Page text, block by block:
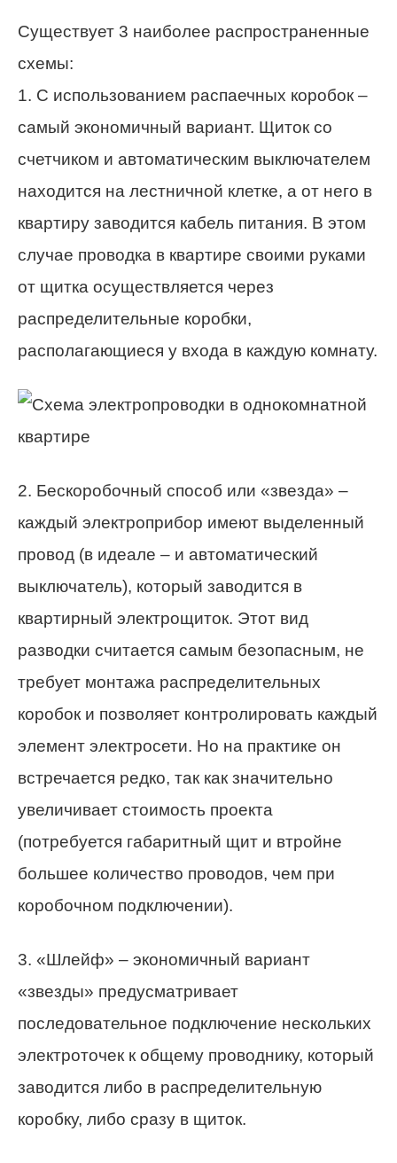
Существует 3 наиболее распространенные
схемы:
1. С использованием распаечных коробок –
самый экономичный вариант. Щиток со
счетчиком и автоматическим выключателем
находится на лестничной клетке, а от него в
квартиру заводится кабель питания. В этом
случае проводка в квартире своими руками
от щитка осуществляется через
распределительные коробки,
располагающиеся у входа в каждую комнату.
2. Бескоробочный способ или «звезда» –
каждый электроприбор имеют выделенный
провод (в идеале – и автоматический
выключатель), который заводится в
квартирный электрощиток. Этот вид
разводки считается самым безопасным, не
требует монтажа распределительных
коробок и позволяет контролировать каждый
элемент электросети. Но на практике он
встречается редко, так как значительно
увеличивает стоимость проекта
(потребуется габаритный щит и втройне
большее количество проводов, чем при
коробочном подключении).
3. «Шлейф» – экономичный вариант
«звезды» предусматривает
последовательное подключение нескольких
электроточек к общему проводнику, который
заводится либо в распределительную
коробку, либо сразу в щиток.